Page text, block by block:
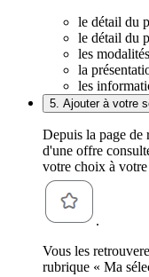
le détail du
le détail du
les
la
les
5. Ajouter à votre
Depuis la page de
d'une offre
votre choix à
.
Vous les
rubrique « Ma